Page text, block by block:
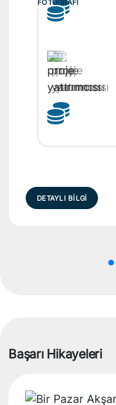
DETAYLI BİLGİ
Başarı Hikayeleri